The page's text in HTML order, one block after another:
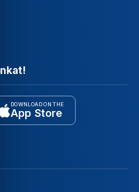
DOWNLOAD ON THE
App Store